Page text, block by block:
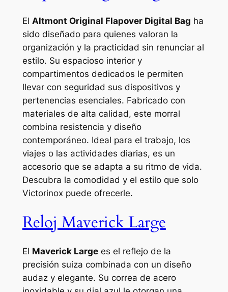
El Altmont Original Flapover Digital Bag ha
sido diseñado para quienes valoran la
organización y la practicidad sin renunciar al
estilo. Su espacioso interior y
compartimentos dedicados le permiten
llevar con seguridad sus dispositivos y
pertenencias esenciales. Fabricado con
materiales de alta calidad, este morral
combina resistencia y diseño
contemporáneo. Ideal para el trabajo, los
viajes o las actividades diarias, es un
accesorio que se adapta a su ritmo de vida.
Descubra la comodidad y el estilo que solo
Victorinox puede ofrecerle.
Reloj Maverick Large
El Maverick Largees el reflejo de la
precisión suiza combinada con un diseño
audaz y elegante. Su correa de acero